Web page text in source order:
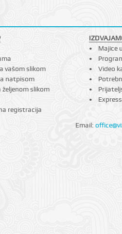
vašom slikom
natpisom
željenom slikom
registracija
Majice
Video
Email: